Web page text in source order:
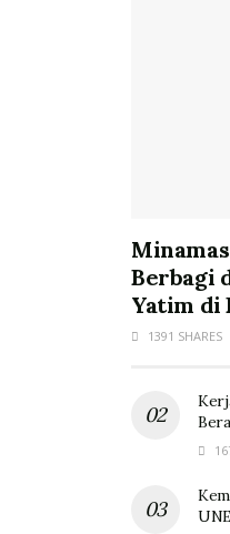
Berbagi
Yatim di
1391 SHARES